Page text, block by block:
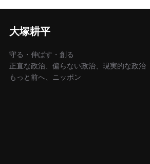
大塚耕平
守る・伸ばす・創る
正直な政治、偏らない政治、現実的な政治
もっと前へ、ニッポン